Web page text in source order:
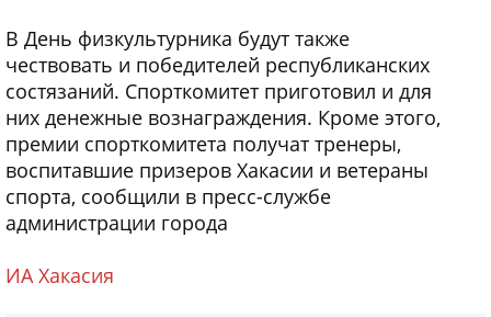
В День физкультурника будут также
чествовать и победителей республиканских
состязаний. Спорткомитет приготовил и для
них денежные вознаграждения. Кроме этого,
премии спорткомитета получат тренеры,
воспитавшие призеров Хакасии и ветераны
спорта, сообщили в пресс-службе
администрации города
ИА Хакасия